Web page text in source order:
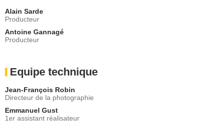
Alain Sarde
Producteur
Antoine Gannagé
Producteur
Equipe technique
Jean-François Robin
Directeur de la photographie
Emmanuel Gust
1er assistant réalisateur